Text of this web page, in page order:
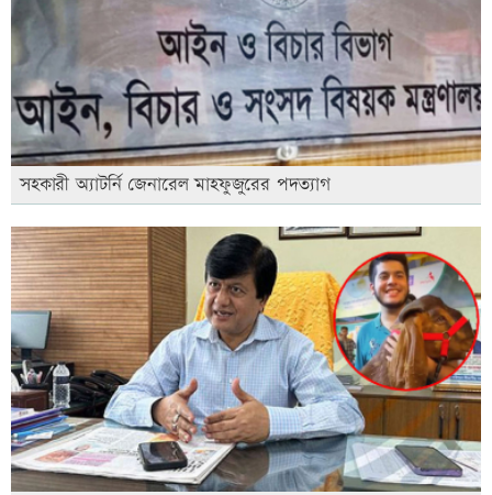
সহকারী অ্যাটর্নি জেনারেল মাহফুজুরের পদত্যাগ